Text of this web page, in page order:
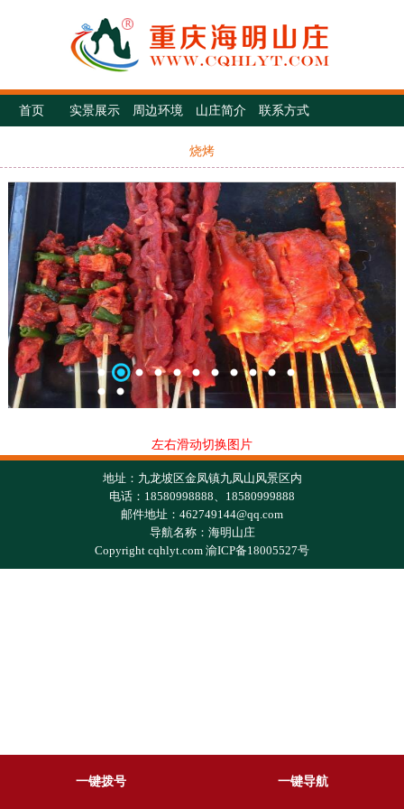
首页 实景展示 周边环境 山庄简介 联系方式
烧烤
左右滑动切换图片
地址：九龙坡区金凤镇九凤山风景区内
电话：18580998888、18580999888
邮件地址：462749144@qq.com
导航名称：海明山庄
Copyright cqhlyt.com 渝ICP备18005527号
一键拨号 一键导航